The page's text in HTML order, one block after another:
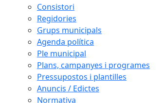
Consistori
Regidories
Grups municipals
Agenda política
Ple municipal
Plans, campanyes i programes
Pressupostos i plantilles
Anuncis / Edictes
Normativa